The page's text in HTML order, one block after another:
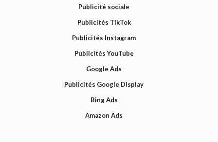
Publicité sociale
Publicités TikTok
Publicités Instagram
Publicités YouTube
Google Ads
Publicités Google Display
Bing Ads
Amazon Ads